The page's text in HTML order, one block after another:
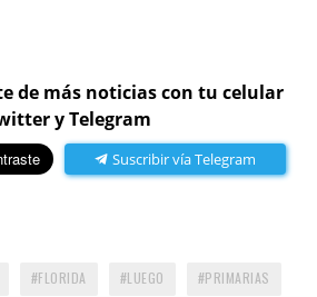
de más noticias con tu celular
y Telegram
Suscribir vía Telegram
FLORIDA LUEGO PRIMARIAS